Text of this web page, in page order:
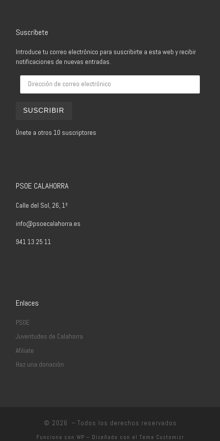
Suscríbete
Introduce tu correo electrónico para suscribirte a esta web y recibir
notificaciones de nuevas entradas.
SUSCRIBIR
Únete a otros 10 suscriptores
PSOE CALAHORRA
Calle del Sol, 26, 1º
info@psoecalahorra.es
941 13 25 11
Enlaces
PSOE
Juventudes de Calahorra
Afiliate
Haz una donación
© 2026 – Todos los derechos reservados
Funciona con WP – Diseñado con el Tema Customizr